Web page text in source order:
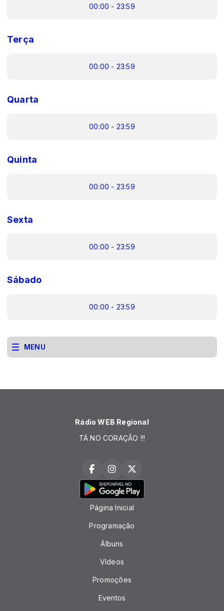
00:00 - 23:59
Terça
00:00 - 23:59
Quarta
00:00 - 23:59
Quinta
00:00 - 23:59
Sexta
00:00 - 23:59
Sábado
00:00 - 23:59
MENU
Rádio WEB Regional
TÁ NO CORAÇÃO !!!
Página Inicial
Programação
Álbuns
Vídeos
Promoções
Eventos